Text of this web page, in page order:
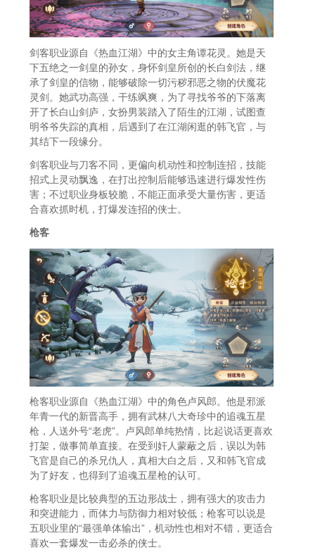
剑客职业源自《热血江湖》中的女主角谭花灵。她是天
下五绝之一剑皇的孙女，身怀剑皇所创的长白剑法，继
承了剑皇的信物，能够破除一切污秽邪恶之物的伏魔花
灵剑。她武功高强，干练飒爽，为了寻找爷爷的下落离
开了长白山剑庐，女扮男装踏入了陌生的江湖，试图查
明爷爷失踪的真相，后遇到了在江湖闲逛的韩飞官，与
其结下一段缘分。
剑客职业与刀客不同，更偏向机动性和控制连招，技能
招式上灵动飘逸，在打出控制后能够迅速进行爆发性伤
害；不过职业身板较脆，不能正面承受大量伤害，更适
合喜欢抓时机，打爆发连招的侠士。
枪客
枪客职业源自《热血江湖》中的角色卢风郎。他是邪派
年青一代的新晋高手，拥有武林八大奇珍中的追魂五星
枪，人送外号“老虎”。卢风郎单纯热情，比起说话更喜欢
打架，做事简单直接。在受到奸人蒙蔽之后，误以为韩
飞官是自己的杀兄仇人，真相大白之后，又和韩飞官成
为了好友，也得到了追魂五星枪的认可。
枪客职业是比较典型的五边形战士，拥有强大的攻击力
和突进能力，而体力与防御力相对较低；枪客可以说是
五职业里的“最强单体输出”，机动性也相对不错，更适合
喜欢一套爆发一击必杀的侠士。